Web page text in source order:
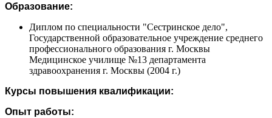
Образование:
Диплом по специальности "Сестринское дело",
Государственной образовательное учреждение среднего
профессионального образования г. Москвы
Медицинское училище №13 департамента
здравоохранения г. Москвы (2004 г.)
Курсы повышения квалификации:
Опыт работы: